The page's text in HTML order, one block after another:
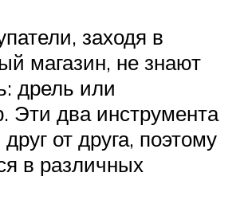
заходя в
магазин, не знают
дрель или
Эти два инструмента
от друга, поэтому
в различных